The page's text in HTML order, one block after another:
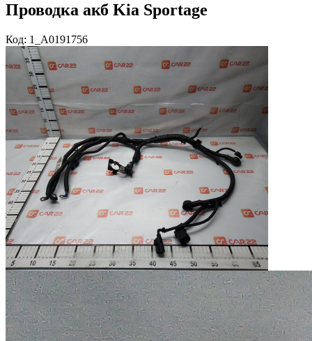
Проводка акб Kia Sportage
Код: 1_A0191756